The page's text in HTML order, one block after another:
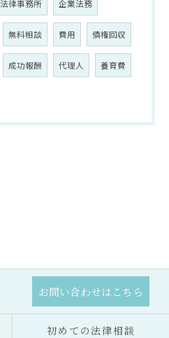
法律事務所 企業法務
無料相談 費用 債権回収
成功報酬 代理人 養育費
お問い合わせはこちら
初めての法律相談